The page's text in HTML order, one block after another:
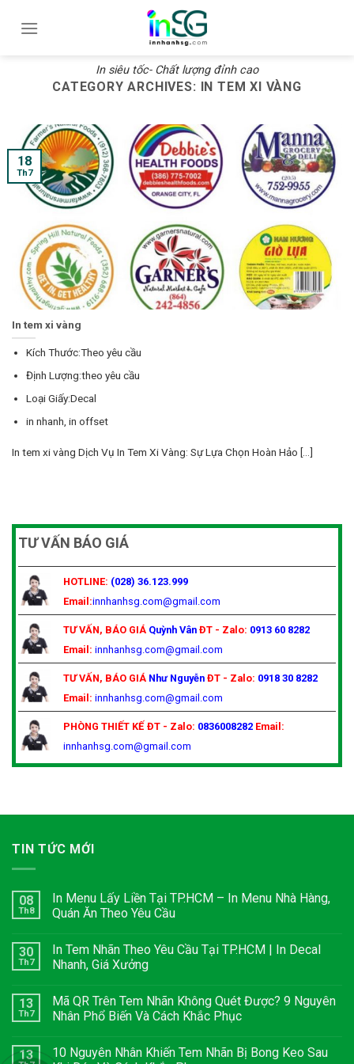
In siêu tốc- Chất lượng đỉnh cao
CATEGORY ARCHIVES: IN TEM XI VÀNG
In tem xi vàng
Kích Thước:Theo yêu cầu
Định Lượng:theo yêu cầu
Loại Giấy:Decal
in nhanh, in offset
In tem xi vàng Dịch Vụ In Tem Xi Vàng: Sự Lựa Chọn Hoàn Hảo [...]
18
Th7
TƯ VẤN BÁO GIÁ
HOTLINE: (028) 36.123.999
Email:innhanhsg.com@gmail.com
TƯ VẤN, BÁO GIÁ Quỳnh Vân ĐT - Zalo: 0913 60 8282
Email: innhanhsg.com@gmail.com
TƯ VẤN, BÁO GIÁ Như Nguyễn ĐT - Zalo: 0918 30 8282
Email: innhanhsg.com@gmail.com
PHÒNG THIẾT KẾ ĐT - Zalo: 0836008282 Email:
innhanhsg.com@gmail.com
TIN TỨC MỚI
08
Th8
In Menu Lấy Liền Tại TP.HCM – In Menu Nhà Hàng,
Quán Ăn Theo Yêu Cầu
30
Th7
In Tem Nhãn Theo Yêu Cầu Tại TP.HCM | In Decal
Nhanh, Giá Xưởng
13
Th7
Mã QR Trên Tem Nhãn Không Quét Được? 9 Nguyên
Nhân Phổ Biến Và Cách Khắc Phục
13
10 Nguyên Nhân Khiến Tem Nhãn Bị Bong Keo Sau